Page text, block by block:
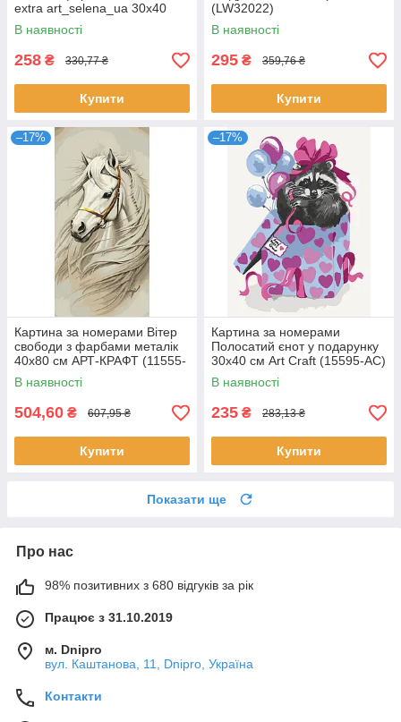
extra art_selena_ua 30х40
Ідейка (KHO6669)
В наявності
258 ₴ 330,77 ₴
Купити
(LW32022)
В наявності
295 ₴ 359,76 ₴
Купити
–17%
Картина за номерами Вітер
свободи з фарбами металік
40х80 см АРТ-КРАФТ (11555-
AC)
В наявності
504,60 ₴ 607,95 ₴
Купити
–17%
Картина за номерами
Полосатий єнот у подарунку
30х40 см Art Craft (15595-AC)
В наявності
235 ₴ 283,13 ₴
Купити
Показати ще
Про нас
98% позитивних з 680 відгуків за рік
Працює з 31.10.2019
м. Dnipro
вул. Каштанова, 11, Dnipro, Україна
Контакти